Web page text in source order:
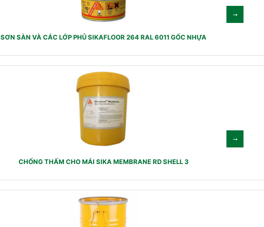
SƠN SÀN VÀ CÁC LỚP PHỦ SIKAFLOOR 264 RAL 6011 GỐC NHỰA
CHỐNG THẤM CHO MÁI SIKA MEMBRANE RD SHELL 3